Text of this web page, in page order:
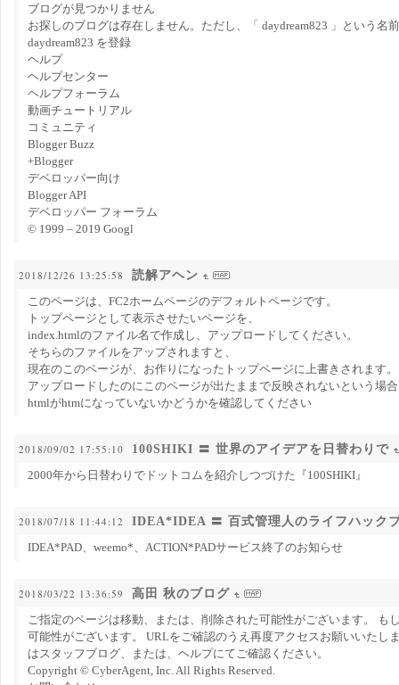
ブログが見つかりません
お探しのブログは存在しません。ただし、「 daydream823 」という名
daydream823 を登録
ヘルプ
ヘルプセンター
ヘルプフォーラム
動画チュートリアル
コミュニティ
Blogger Buzz
+Blogger
デベロッパー向け
Blogger API
デベロッパー フォーラム
© 1999 – 2019 Googl
2018/12/26 13:25:58 読解アヘン
このページは、FC2ホームページのデフォルトページです。
トップページとして表示させたいページを、
index.htmlのファイル名で作成し、アップロードしてください。
そちらのファイルをアップされますと、
現在のこのページが、お作りになったトップページに上書きされます。
アップロードしたのにこのページが出たままで反映されないという場
htmlがhtmになっていないかどうかを確認してください
2018/09/02 17:55:10 100SHIKI 〓 世界のアイデアを日替わりで
2000年から日替わりでドットコムを紹介しつづけた『100SHIKI』
2018/07/18 11:44:12 IDEA*IDEA 〓 百式管理人のライフハック
IDEA*PAD、weemo*、ACTION*PADサービス終了のお知らせ
2018/03/22 13:36:59 高田 秋のブログ
ご指定のページは移動、または、削除された可能性がございます。 も
可能性がございます。 URLをご確認のうえ再度アクセスお願いいたし
はスタッフブログ、または、ヘルプにてご確認ください。
Copyright © CyberAgent, Inc. All Rights Reserved.